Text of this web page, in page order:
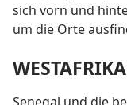
sich vorn und
um die Orte
WESTAFRIKA